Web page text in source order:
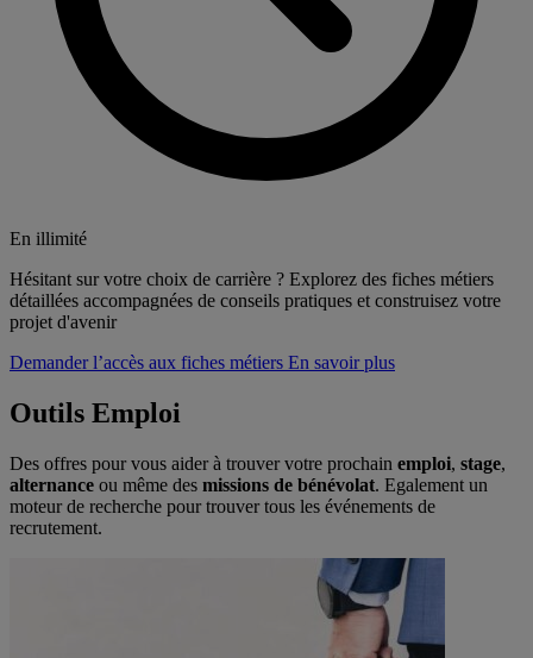
En illimité
Hésitant sur votre choix de carrière ? Explorez des fiches métiers
détaillées accompagnées de conseils pratiques et construisez votre
projet d'avenir
Demander l’accès aux fiches métiers En savoir plus
Outils Emploi
Des offres pour vous aider à trouver votre prochain emploi, stage,
alternance ou même des missions de bénévolat. Egalement un
moteur de recherche pour trouver tous les événements de
recrutement.